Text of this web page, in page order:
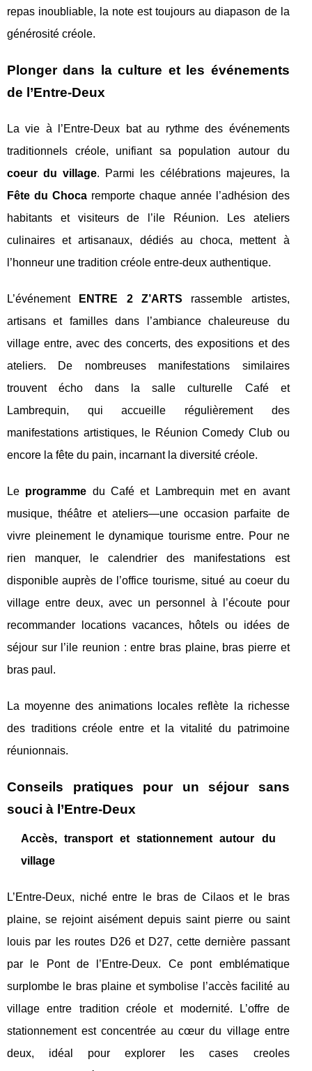
repas inoubliable, la note est toujours au diapason de la
générosité créole.
Plonger dans la culture et les événements
de l’Entre-Deux
La vie à l’Entre-Deux bat au rythme des événements
traditionnels créole, unifiant sa population autour du
coeur du village. Parmi les célébrations majeures, la
Fête du Chocaremporte chaque année l’adhésion des
habitants et visiteurs de l’ile Réunion. Les ateliers
culinaires et artisanaux, dédiés au choca, mettent à
l’honneur une tradition créole entre-deux authentique.
L’événement ENTRE 2 Z’ARTS rassemble artistes,
artisans et familles dans l’ambiance chaleureuse du
village entre, avec des concerts, des expositions et des
ateliers. De nombreuses manifestations similaires
trouvent écho dans la salle culturelle Café et
Lambrequin, qui accueille régulièrement des
manifestations artistiques, le Réunion Comedy Club ou
encore la fête du pain, incarnant la diversité créole.
Le programme du Café et Lambrequin met en avant
musique, théâtre et ateliers—une occasion parfaite de
vivre pleinement le dynamique tourisme entre. Pour ne
rien manquer, le calendrier des manifestations est
disponible auprès de l’office tourisme, situé au coeur du
village entre deux, avec un personnel à l’écoute pour
recommander locations vacances, hôtels ou idées de
séjour sur l’ile reunion : entre bras plaine, bras pierre et
bras paul.
La moyenne des animations locales reflète la richesse
des traditions créole entre et la vitalité du patrimoine
réunionnais.
Conseils pratiques pour un séjour sans
souci à l’Entre-Deux
Accès, transport et stationnement autour du
village
L’Entre-Deux, niché entre le bras de Cilaos et le bras
plaine, se rejoint aisément depuis saint pierre ou saint
louis par les routes D26 et D27, cette dernière passant
par le Pont de l’Entre-Deux. Ce pont emblématique
surplombe le bras plaine et symbolise l’accès facilité au
village entre tradition créole et modernité. L’offre de
stationnement est concentrée au cœur du village entre
deux, idéal pour explorer les cases creoles